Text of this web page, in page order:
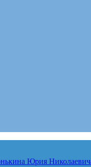
Юрия